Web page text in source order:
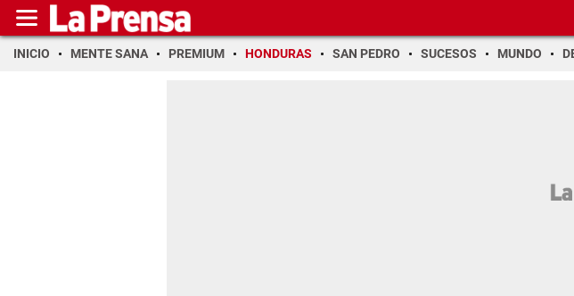
INICIO MENTE SANA PREMIUM HONDURAS SAN PEDRO SUCESOS MUNDO